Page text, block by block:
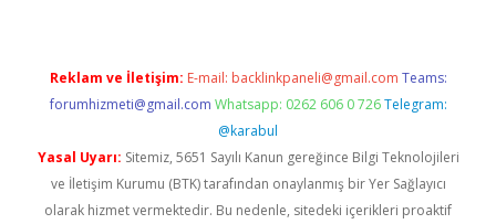
Reklam ve İletişim: E-mail: backlinkpaneli@gmail.com Teams:
forumhizmeti@gmail.com Whatsapp: 0262 606 0 726 Telegram:
@karabul
Yasal Uyarı: Sitemiz, 5651 Sayılı Kanun gereğince Bilgi Teknolojileri
ve İletişim Kurumu (BTK) tarafından onaylanmış bir Yer Sağlayıcı
olarak hizmet vermektedir. Bu nedenle, sitedeki içerikleri proaktif